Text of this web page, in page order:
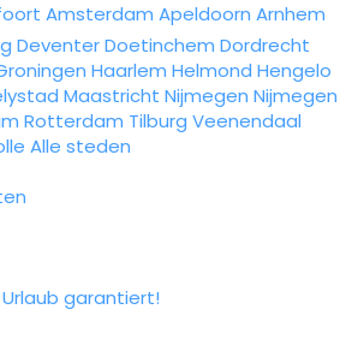
Amsterdam Apeldoorn Arnhem
DeventerDoetinchem Dordrecht
Haarlem Helmond Hengelo
Maastricht Nijmegen Nijmegen
Rotterdam Tilburg Veenendaal
Alle steden
garantiert!